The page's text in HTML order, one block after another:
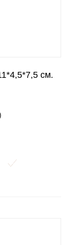
см.